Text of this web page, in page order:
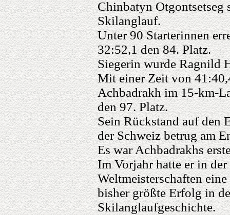
Chinbatyn Otgontsetseg
Skilanglauf.
Unter 90 Starterinnen
32:52,1 den 84. Platz.
Siegerin wurde Ragnild
Mit einer Zeit von
Achbadrakh im 15-km-
den 97. Platz.
Sein Rückstand auf den
der Schweiz betrug am
Es war Achbadrakhs
Im Vorjahr hatte er in
Weltmeisterschaften
bisher größte Erfolg in
Skilanglaufgeschichte.